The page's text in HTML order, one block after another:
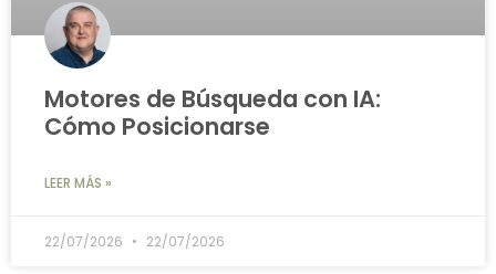
Motores de Búsqueda con IA:
Cómo Posicionarse
LEER MÁS »
22/07/2026 22/07/2026